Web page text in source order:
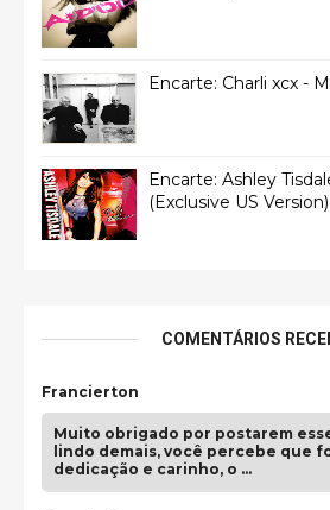
Encarte: Charli xcx -
Encarte: Ashley
(Exclusive US Version)
COMENTÁRIOS
Francierton
Muito obrigado por postarem
lindo demais, você percebe que
dedicação e carinho, o …